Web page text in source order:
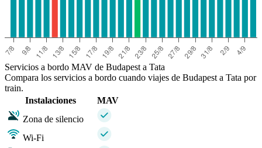
Servicios a bordo MAV de Budapest a Tata
Compara los servicios a bordo cuando viajes de Budapest a Tata por
train.
Instalaciones
MAV
Zona de silencio
Wi-Fi